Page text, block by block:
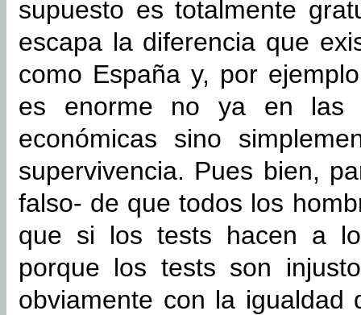
supuesto es totalmente
escapa la diferencia que
como España y, por
es enorme no ya en las
económicas sino
supervivencia. Pues bien,
falso- de que todos los
que si los tests hacen a
porque los tests son
obviamente con la igualdad